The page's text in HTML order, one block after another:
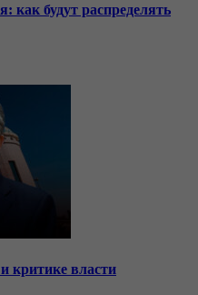
как будут распределять
критике власти